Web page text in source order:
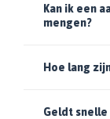
Kan ik een
mengen?
Hoe lang
Geldt